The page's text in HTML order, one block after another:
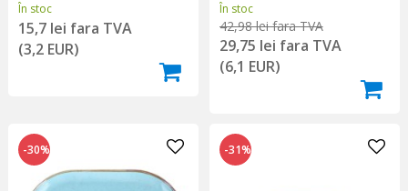
În stoc
15,7 lei fara TVA
(3,2 EUR)
În stoc
42,98 lei fara TVA
29,75 lei fara TVA
(6,1 EUR)
-30% -31%